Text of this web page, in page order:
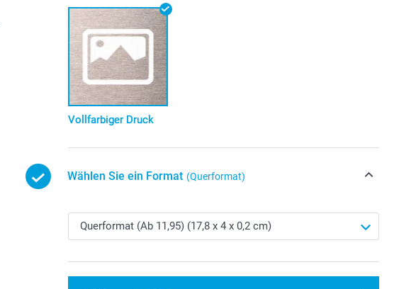
Vollfarbiger Druck
Wählen Sie ein Format (Querformat)